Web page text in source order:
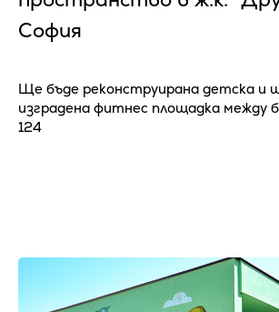
София
Ще бъде реконструирана детска и
изградена фитнес площадка между
124